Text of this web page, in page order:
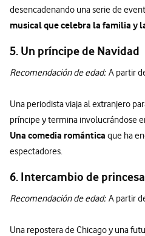
desencadenando una serie de
musical que celebra la familia y
5. Un príncipe de Navidad
Recomendación de edad:A partir
Una periodista viaja al extranjero
príncipe y termina involucrándose
Una comedia romántica que ha
espectadores.
6. Intercambio de
Recomendación de edad:A partir
Una repostera de Chicago y una